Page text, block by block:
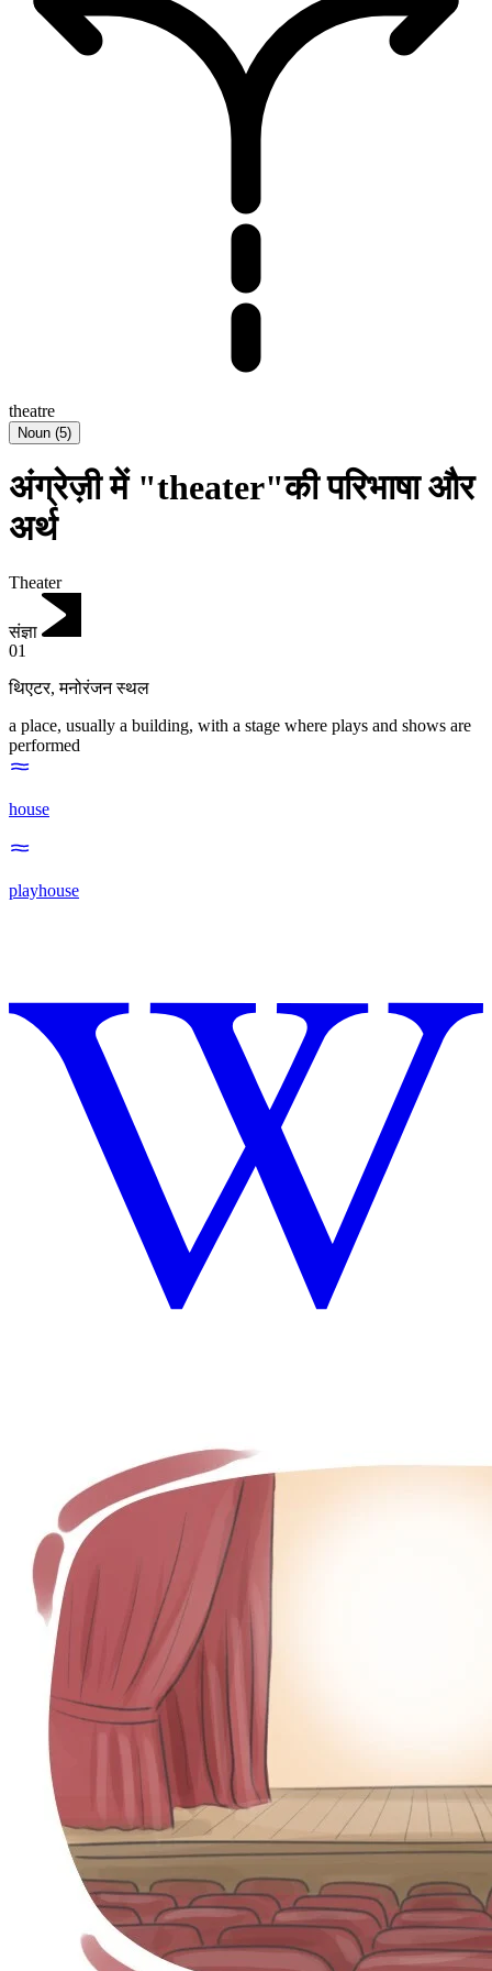
theatre
Noun (5)
अंग्रेज़ी में "theater"की परिभाषा और
अर्थ
Theater
संज्ञा
01
थिएटर,मनोरंजन स्थल
a place, usually a building, with a stage where plays and shows are
performed
house
playhouse